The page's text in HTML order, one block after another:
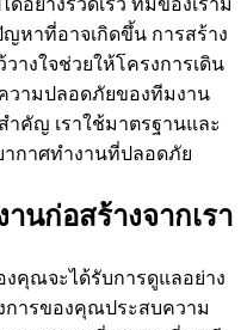
หาที่อาจเกิดขึ้น การสร้าง
งใจช่วยให้โครงการเดิน
วามปลอดภัยของทีมงาน
ำคัญ เราใช้มาตรฐานและ
ากาศทำงานที่ปลอดภัย
นก่อสร้างจากเรา
คุณจะได้รับการดูแลอย่าง
การของคุณประสบความ